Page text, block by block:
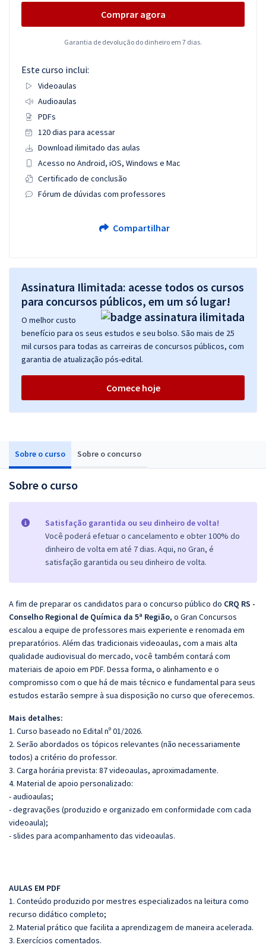
Sobre o curso Sobre o concurso
Sobre o curso
Satisfação garantida ou seu dinheiro de volta!
Você poderá efetuar o cancelamento e obter 100% do
dinheiro de volta em até 7 dias. Aqui, no Gran, é
satisfação garantida ou seu dinheiro de volta.
A fim de preparar os candidatos para o concurso público do CRQ RS -
Conselho Regional de Química da 5ª Região, o Gran Concursos
escalou a equipe de professores mais experiente e renomada em
preparatórios. Além das tradicionais videoaulas, com a mais alta
qualidade audiovisual do mercado, você também contará com
materiais de apoio em PDF. Dessa forma, o alinhamento e o
compromisso com o que há de mais técnico e fundamental para seus
estudos estarão sempre à sua disposição no curso que oferecemos.
Mais detalhes:
1. Curso baseado no Edital nº 01/2026.
2. Serão abordados os tópicos relevantes (não necessariamente
todos) a critério do professor.
3. Carga horária prevista: 87 videoaulas, aproximadamente.
4. Material de apoio personalizado:
- audioaulas;
- degravações (produzido e organizado em conformidade com cada
videoaula);
- slides para acompanhamento das videoaulas.
AULAS EM PDF
1. Conteúdo produzido por mestres especializados na leitura como
recurso didático completo;
2. Material prático que facilita a aprendizagem de maneira acelerada.
3. Exercícios comentados.
Comprar agora
Garantia de devolução do dinheiro em 7 dias.
Este curso inclui:
Videoaulas
Audioaulas
PDFs
120 dias para acessar
Download ilimitado das aulas
Acesso no Android, iOS, Windows e Mac
Certificado de conclusão
Fórum de dúvidas com professores
Compartilhar
Assinatura Ilimitada: acesse todos os cursos
para concursos públicos, em um só lugar!
O melhor custo
benefício para os seus estudos e seu bolso. São mais de 25
mil cursos para todas as carreiras de concursos públicos, com
garantia de atualização pós-edital.
Comece hoje